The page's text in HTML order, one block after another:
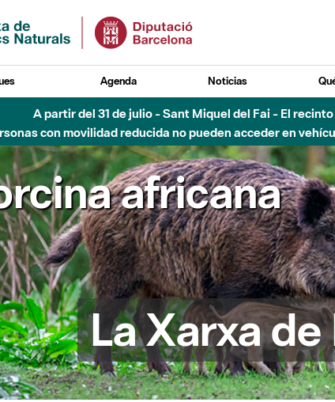
Agenda Noticias
A partir del 31 de julio - Sant Miquel del Fai - El
con movilidad reducida no pueden acceder en
africana
La Xarxa